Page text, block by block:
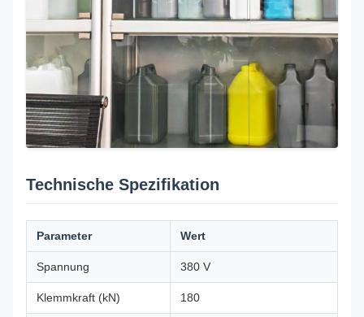
Technische Spezifikation
Parameter Wert
Spannung 380 V
Klemmkraft (kN) 180